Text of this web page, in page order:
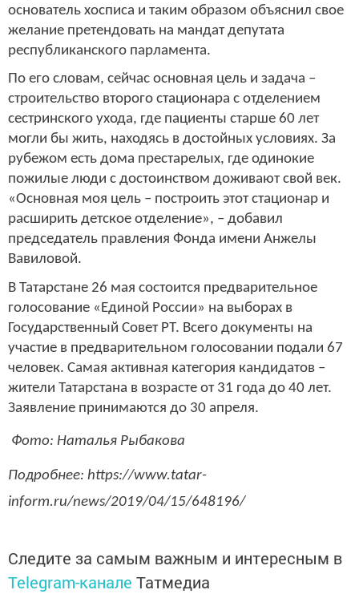
основатель хосписа и таким образом объяснил свое
желание претендовать на мандат депутата
республиканского парламента.
По его словам, сейчас основная цель и задача –
строительство второго стационара с отделением
сестринского ухода, где пациенты старше 60 лет
могли бы жить, находясь в достойных условиях. За
рубежом есть дома престарелых, где одинокие
пожилые люди с достоинством доживают свой век.
«Основная моя цель – построить этот стационар и
расширить детское отделение», – добавил
председатель правления Фонда имени Анжелы
Вавиловой.
В Татарстане 26 мая состоится предварительное
голосование «Единой России» на выборах в
Государственный Совет РТ. Всего документы на
участие в предварительном голосовании подали 67
человек. Самая активная категория кандидатов –
жители Татарстана в возрасте от 31 года до 40 лет.
Заявление принимаются до 30 апреля.
Фото: Наталья Рыбакова
Подробнее: https://www.tatar-
inform.ru/news/2019/04/15/648196/
Следите за самым важным и интересным в
Telegram-канале Татмедиа